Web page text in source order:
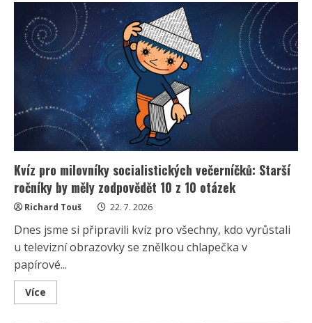
socialismu
bral
za
koncerty
„slušné
peníze“:
Z
výdělků
ale
Daliboru
Jandovi
velkou
část
sebral
stát
Kvíz pro milovníky socialistických večerníčků: Starší
ročníky by měly zodpovědět 10 z 10 otázek
Richard Touš 22. 7. 2026
Dnes jsme si připravili kvíz pro všechny, kdo vyrůstali
u televizní obrazovky se znělkou chlapečka v
papírové...
Více
more